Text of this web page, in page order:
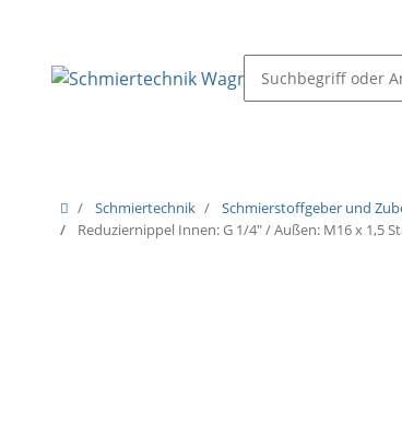
Schmiertechnik Schmierstoffgeber und
Reduziernippel Innen: G 1/4" / Außen: M16 x 1,5